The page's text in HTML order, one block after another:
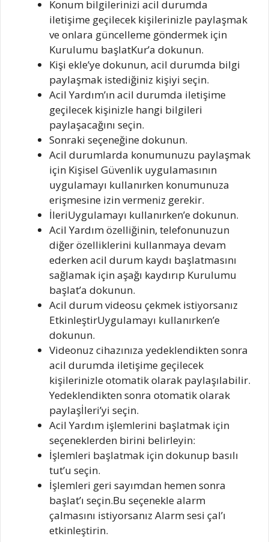
Konum bilgilerinizi acil durumda
iletişime geçilecek kişilerinizle paylaşmak
ve onlara güncelleme göndermek için
Kurulumu başlatKur’a dokunun.
Kişi ekle’ye dokunun, acil durumda bilgi
paylaşmak istediğiniz kişiyi seçin.
Acil Yardım’ın acil durumda iletişime
geçilecek kişinizle hangi bilgileri
paylaşacağını seçin.
Sonraki seçeneğine dokunun.
Acil durumlarda konumunuzu paylaşmak
için Kişisel Güvenlik uygulamasının
uygulamayı kullanırken konumunuza
erişmesine izin vermeniz gerekir.
İleriUygulamayı kullanırken’e dokunun.
Acil Yardım özelliğinin, telefonunuzun
diğer özelliklerini kullanmaya devam
ederken acil durum kaydı başlatmasını
sağlamak için aşağı kaydırıp Kurulumu
başlat’a dokunun.
Acil durum videosu çekmek istiyorsanız
EtkinleştirUygulamayı kullanırken’e
dokunun.
Videonuz cihazınıza yedeklendikten sonra
acil durumda iletişime geçilecek
kişilerinizle otomatik olarak paylaşılabilir.
Yedeklendikten sonra otomatik olarak
paylaşİleri’yi seçin.
Acil Yardım işlemlerini başlatmak için
seçeneklerden birini belirleyin:
İşlemleri başlatmak için dokunup basılı
tut’u seçin.
İşlemleri geri sayımdan hemen sonra
başlat’ı seçin.Bu seçenekle alarm
çalmasını istiyorsanız Alarm sesi çal’ı
etkinleştirin.